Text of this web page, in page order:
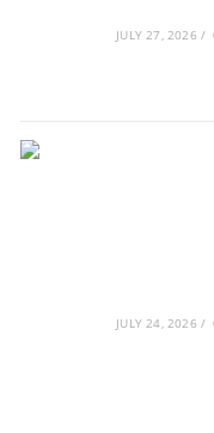
JULY 27, 2026 /
JULY 24, 2026 /